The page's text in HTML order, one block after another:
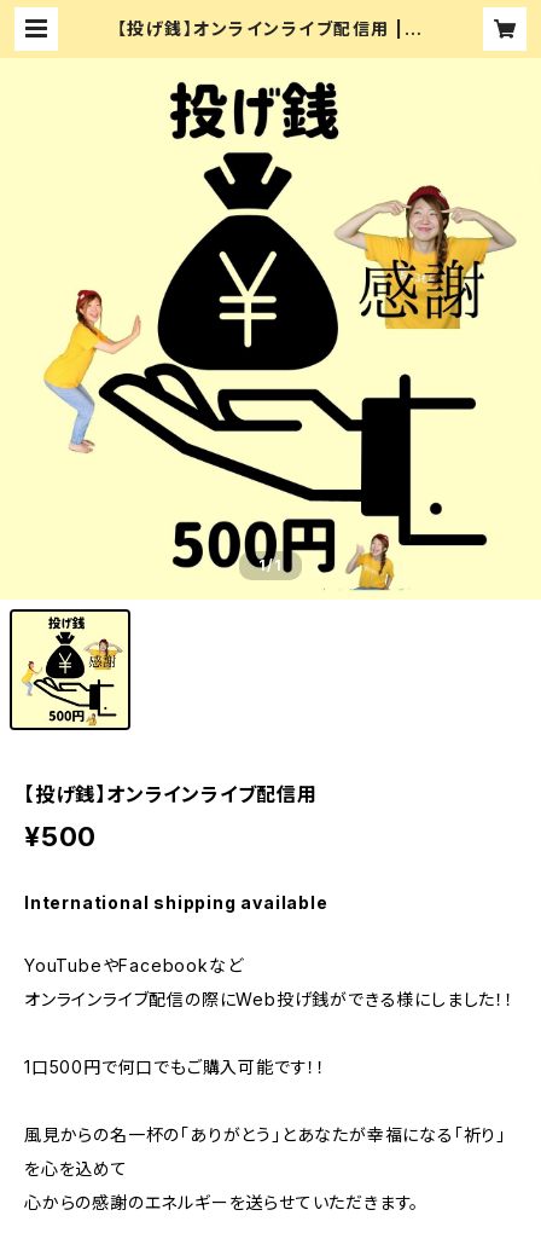
【投げ銭】オンラインライブ配信用 | C
1/1
【投げ銭】オンラインライブ配信用
¥500
International shipping available
YouTubeやFacebookなど
オンラインライブ配信の際にWeb投げ銭ができる様にしました！！
1口500円で何口でもご購入可能です！！
風見からの名一杯の「ありがとう」とあなたが幸福になる「祈り」
を心を込めて
心からの感謝のエネルギーを送らせていただきます。